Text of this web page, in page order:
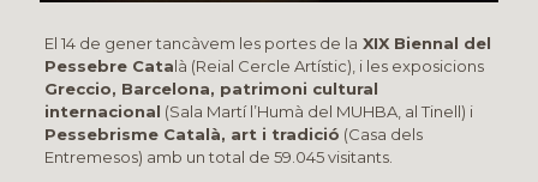
El 14 de gener tancàvem les portes de la XIX Biennal del
Pessebre Català (Reial Cercle Artístic), i les exposicions
Greccio, Barcelona, patrimoni cultural
internacional (Sala Martí l’Humà del MUHBA, al Tinell) i
Pessebrisme Català, art i tradició (Casa dels
Entremesos) amb un total de 59.045 visitants.